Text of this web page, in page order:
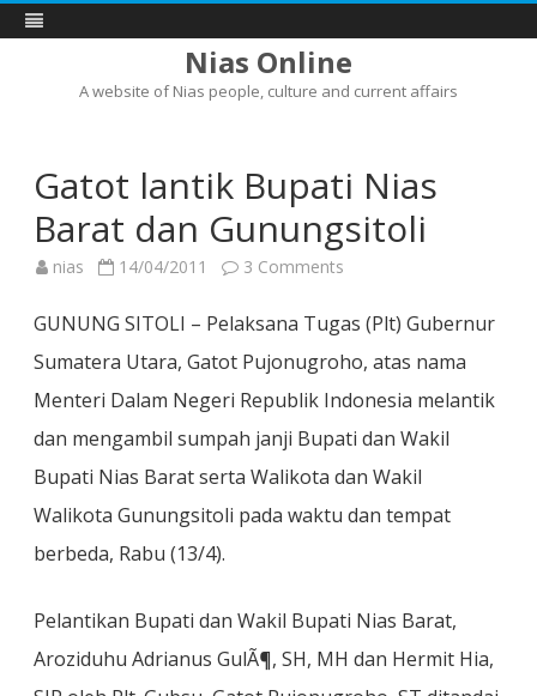
Nias Online
A website of Nias people, culture and current affairs
Gatot lantik Bupati Nias
Barat dan Gunungsitoli
nias 14/04/2011 3 Comments
Bupati
Nias
dan
GUNUNG SITOLI – Pelaksana Tugas (Plt) Gubernur
Sumatera Utara, Gatot Pujonugroho, atas nama
Menteri Dalam Negeri Republik Indonesia melantik
dan mengambil sumpah janji Bupati dan Wakil
Bupati Nias Barat serta Walikota dan Wakil
Walikota Gunungsitoli pada waktu dan tempat
berbeda, Rabu (13/4).
Pelantikan Bupati dan Wakil Bupati Nias Barat,
Aroziduhu Adrianus GulÃ¶, SH, MH dan Hermit Hia,